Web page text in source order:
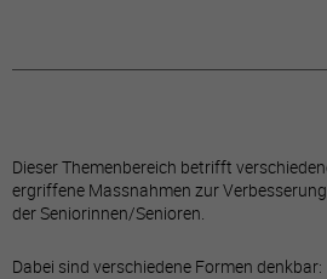
Dieser Themenbereich betrifft
ergriffene Massnahmen zur
der Seniorinnen/Senioren.
Dabei sind verschiedene Formen denkbar: